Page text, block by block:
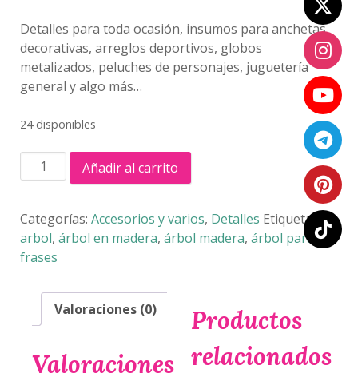
Detalles para toda ocasión, insumos para anchetas
decorativas, arreglos deportivos, globos
metalizados, peluches de personajes, juguetería
general y algo más…
24 disponibles
ÁRBOL
PARA
cantidad
Añadir al carrito
Categorías: Accesorios y varios, Detalles Etiquetas:
arbol, árbol en madera, árbol madera, árbol para
frases
Valoraciones (0)
Valoraciones
Productos
relacionados